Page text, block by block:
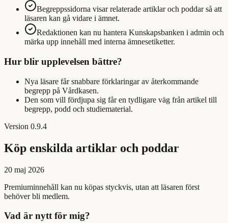
Begreppssidorna visar relaterade artiklar och poddar så att
läsaren kan gå vidare i ämnet.
Redaktionen kan nu hantera Kunskapsbanken i admin och
märka upp innehåll med interna ämnesetiketter.
Hur blir upplevelsen bättre?
Nya läsare får snabbare förklaringar av återkommande
begrepp på Vårdkasen.
Den som vill fördjupa sig får en tydligare väg från artikel till
begrepp, podd och studiematerial.
Version 0.9.4
Köp enskilda artiklar och poddar
20 maj 2026
Premiuminnehåll kan nu köpas styckvis, utan att läsaren först
behöver bli medlem.
Vad är nytt för mig?